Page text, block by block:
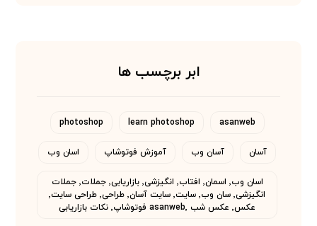
ابر برچسب ها
asanweb
learn photoshop
photoshop
آسان آسان وب آموزش فوتوشاپ اسان وب
اسان وب٬ اسمان٬ افتاب٬ انگیزشی٬ بازاریابی٬ جملات٬ جملات
انگیزشی٬ سان وب٬ سایت٬ سایت آسان٬ طراحی٬ طراحی سایت٬
عکس٬ عکس شب asanweb٬ فوتوشاپ٬ نکات بازاریابی